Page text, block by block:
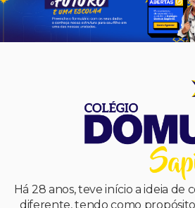
Há 28 anos, teve início a ideia de
diferente, tendo como